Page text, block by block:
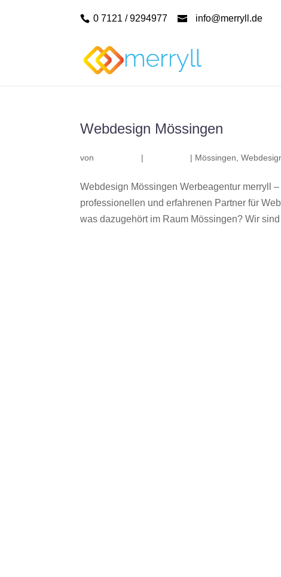
0 7121 / 9294977 info@merryll.de
Webdesign Mössingen
von | | Mössingen ,
Webdesign Mössingen Werbeagentur merryll
professionellen und erfahrenen Partner für
was dazugehört im Raum Mössingen? Wir